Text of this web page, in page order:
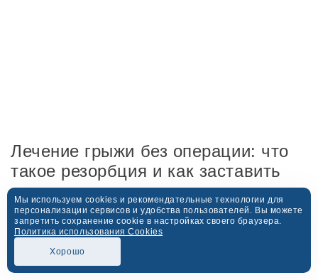
Лечение грыжи без операции: что
такое резорбция и как заставить
организм «съесть» вашу грыжу
Мы используем cookies и рекомендательные технологии для
персонализации сервисов и удобства пользователей. Вы можете
запретить сохранение cookie в настройках своего браузера.
Политика использования Cookies
Хорошо